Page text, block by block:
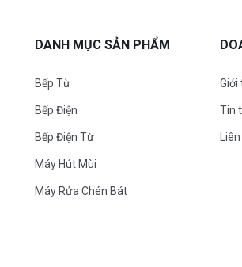
DANH MỤC SẢN PHẨM
Bếp Từ
Bếp Điện
Bếp Điện Từ
Máy Hút Mùi
Máy Rửa Chén Bát
Giới
Tin